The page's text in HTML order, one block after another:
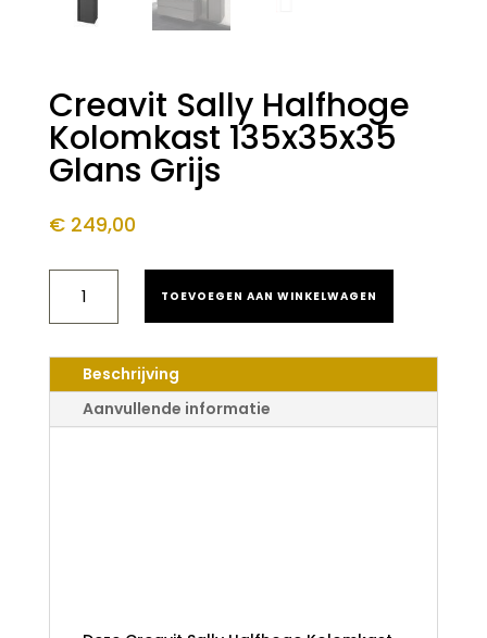
Creavit Sally Halfhoge
Kolomkast 135x35x35
Glans Grijs
€249,00
SALLY
HALFHOGE
135X35X35
GLANS
AANTAL
TOEVOEGEN AAN WINKELWAGEN
Beschrijving
Aanvullende informatie